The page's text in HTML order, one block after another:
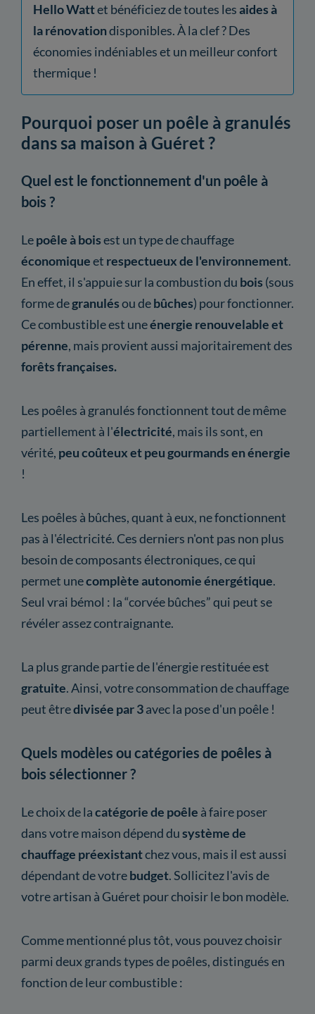
Hello Wattet bénéficiez de toutes lesaides à
la rénovationdisponibles. À la clef ? Des
économies indéniables et un meilleur confort
thermique !
Pourquoi poser un poêle à granulés
dans sa maison à Guéret ?
Quel est le fonctionnement d'un poêle à
bois ?
Lepoêle à boisest un type de chauffage
économiqueet respectueux de l'environnement.
En effet, il s'appuie sur la combustion du bois (sous
forme degranulésou debûches) pour fonctionner.
Ce combustible est uneénergie renouvelable et
pérenne, mais provient aussi majoritairement des
forêts françaises.
Les poêles à granulés fonctionnent tout de même
partiellement à l'électricité, mais ils sont, en
vérité, peu coûteux et peu gourmands en énergie
!
Les poêles à bûches, quant à eux, ne fonctionnent
pas à l'électricité. Ces derniers n'ont pas non plus
besoin de composants électroniques, ce qui
permet unecomplète autonomie énergétique.
Seul vrai bémol : la “corvée bûches” qui peut se
révéler assez contraignante.
La plus grande partie de l'énergie restituée est
gratuite. Ainsi, votre consommation de chauffage
peut êtredivisée par 3avec la pose d'un poêle !
Quels modèles ou catégories de poêles à
bois sélectionner ?
Le choix de lacatégoriede poêle à faire poser
dans votre maison dépend dusystème de
chauffage préexistantchez vous, mais il est aussi
dépendant de votrebudget. Sollicitez l'avis de
votre artisan à Guéret pour choisir le bon modèle.
Comme mentionné plus tôt, vous pouvez choisir
parmi deux grands types de poêles, distingués en
fonction de leur combustible :